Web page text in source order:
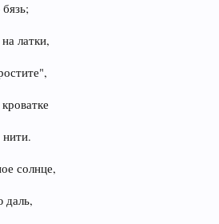
латки,
солнце,
даль,